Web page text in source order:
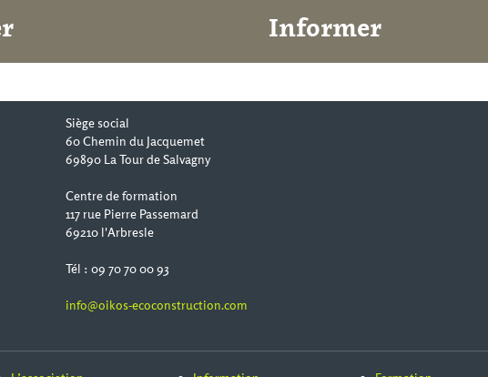
Informer
Siège social
60 Chemin du Jacquemet
69890 La Tour de Salvagny
Centre de formation
117 rue Pierre Passemard
69210 l'Arbresle
Tél : 09 70 70 00 93
info@oikos-ecoconstruction.com